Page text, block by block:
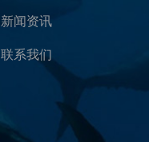
新闻资讯
联系我们